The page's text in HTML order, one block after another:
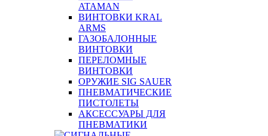
ATAMAN
ВИНТОВКИ KRAL
ARMS
ГАЗОБАЛОННЫЕ
ВИНТОВКИ
ПЕРЕЛОМНЫЕ
ВИНТОВКИ
ОРУЖИЕ SIG SAUER
ПНЕВМАТИЧЕСКИЕ
ПИСТОЛЕТЫ
АКСЕССУАРЫ ДЛЯ
ПНЕВМАТИКИ